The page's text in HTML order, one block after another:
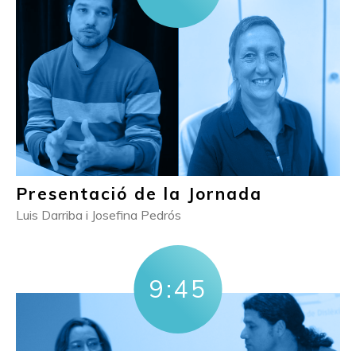
Presentació de la Jornada
Luis Darriba i Josefina Pedrós
9:45